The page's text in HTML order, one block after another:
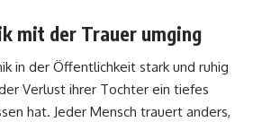
mit der Trauer umging
in der Öffentlichkeit stark und ruhig
Verlust ihrer Tochter ein tiefes
hat. Jeder Mensch trauert anders,